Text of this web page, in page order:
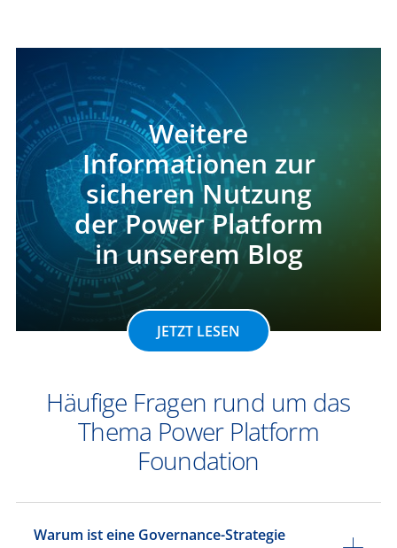
Weitere
Informationen zur
sicheren Nutzung
der Power Platform
in unserem Blog
JETZT LESEN
Häufige Fragen rund um das
Thema Power Platform
Foundation
Warum ist eine Governance-Strategie